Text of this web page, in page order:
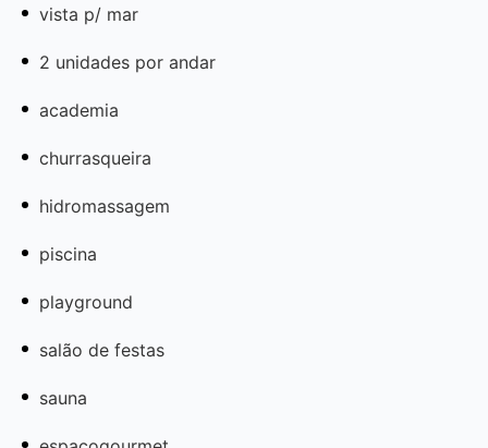
vista p/ mar
2 unidades por andar
academia
churrasqueira
hidromassagem
piscina
playground
salão de festas
sauna